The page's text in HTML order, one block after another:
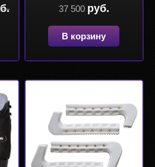
37 500 руб.
В корзину